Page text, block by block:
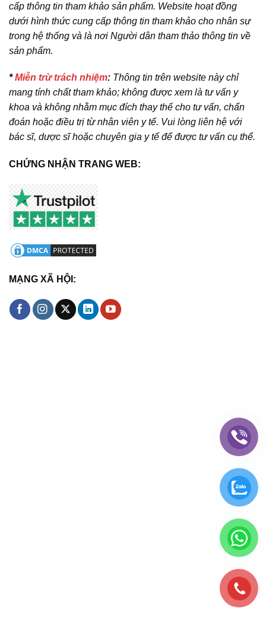
cấp thông tin tham khảo sản phẩm. Website hoạt đồng
dưới hình thức cung cấp thông tin tham khảo cho nhân sự
trong hệ thống và là nơi Người dân tham thảo thông tin về
sản phẩm.
*Miễn trừ trách nhiệm: Thông tin trên website này chỉ
mang tính chất tham khảo; không được xem là tư vấn y
khoa và không nhằm mục đích thay thế cho tư vấn, chẩn
đoán hoặc điều trị từ nhân viên y tế. Vui lòng liên hệ với
bác sĩ, dược sĩ hoặc chuyên gia y tế để được tư vấn cụ thể.
CHỨNG NHẬN TRANG WEB:
MẠNG XÃ HỘI: